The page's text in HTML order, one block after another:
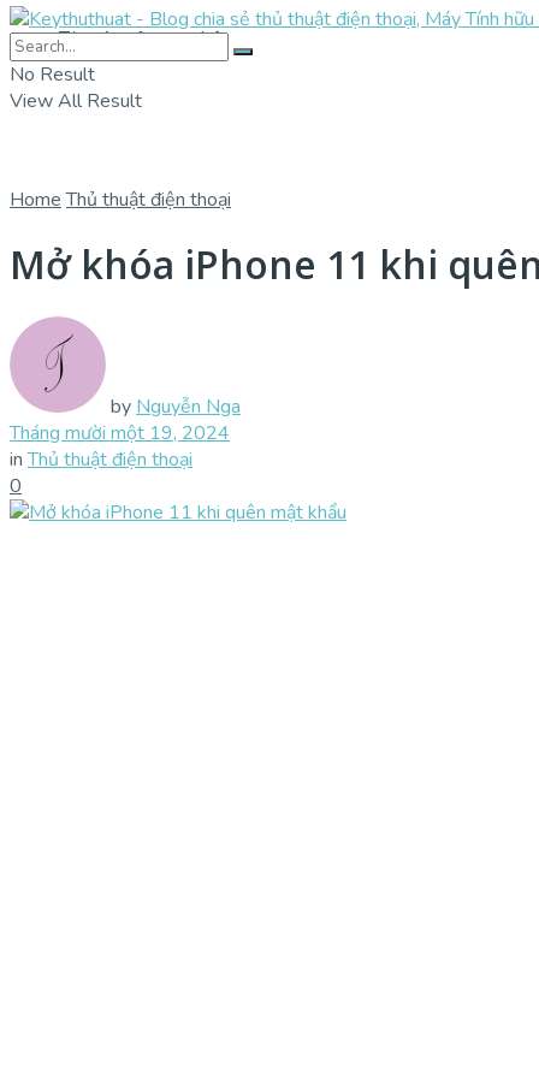
Tin tức công nghệ
No Result
View All Result
Home Thủ thuật điện thoại
Mở khóa iPhone 11 khi
by Nguyễn Nga
Tháng mười một 19, 2024
in Thủ thuật điện thoại
0